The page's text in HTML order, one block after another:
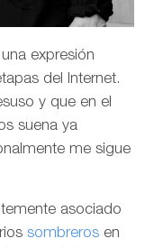
expresión
del Internet.
y que en el
suena ya
me sigue
asociado
sombreros en